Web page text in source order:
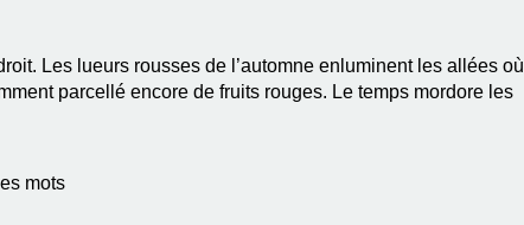
Les lueurs rousses de l’automne enluminent les allées où
parcellé encore de fruits rouges. Le temps mordore les
mots